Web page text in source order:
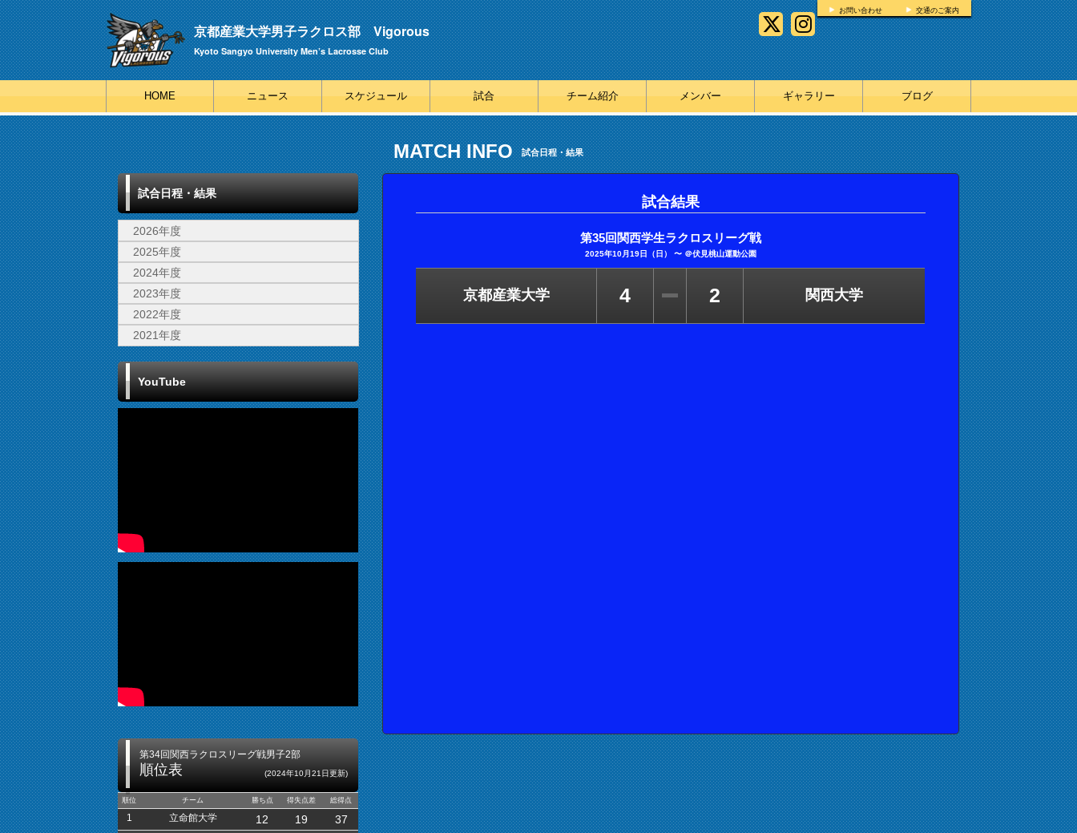
お問い合わせ 交通のご案内
京都産業大学男子ラクロス部 Vigorous
Kyoto Sangyo University Men’s Lacrosse Club
HOME ニュース スケジュール 試合 チーム紹介 メンバー ギャラリー ブログ
試合日程・結果
2026年度
2025年度
2024年度
2023年度
2022年度
2021年度
YouTube
第34回関西ラクロスリーグ戦男子2部
順位表 (2024年10月21日更新)
順位 チーム 勝ち点 得失点差 総得点
1 立命館大学 12 19 37
MATCH INFO 試合日程・結果
試合結果
第35回関西学生ラクロスリーグ戦
2025年10月19日（日） 〜 ＠伏見桃山運動公園
京都産業大学 4 2 関西大学